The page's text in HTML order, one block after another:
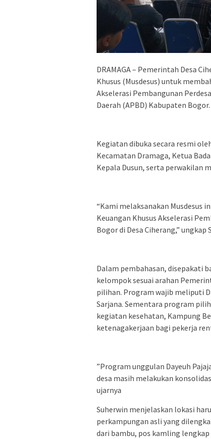
DRAMAGA – Pemerintah Desa
Khusus (Musdesus) untuk
Akselerasi Pembangunan
Daerah (APBD) Kabupaten Bogor.
‎Kegiatan dibuka secara resmi
Kecamatan Dramaga, Ketua
Kepala Dusun, serta perwakilan
‎“Kami melaksanakan Musdesus
Keuangan Khusus Akselerasi
Bogor di Desa Ciherang,” ungkap
‎Dalam pembahasan, disepakati
kelompok sesuai arahan
pilihan. Program wajib meliputi
Sarjana. Sementara program
kegiatan kesehatan, Kampung
ketenagakerjaan bagi pekerja
‎”Program unggulan Dayeuh
desa masih melakukan
ujarnya
Suherwin menjelaskan lokasi
perkampungan asli yang
dari bambu, pos kamling